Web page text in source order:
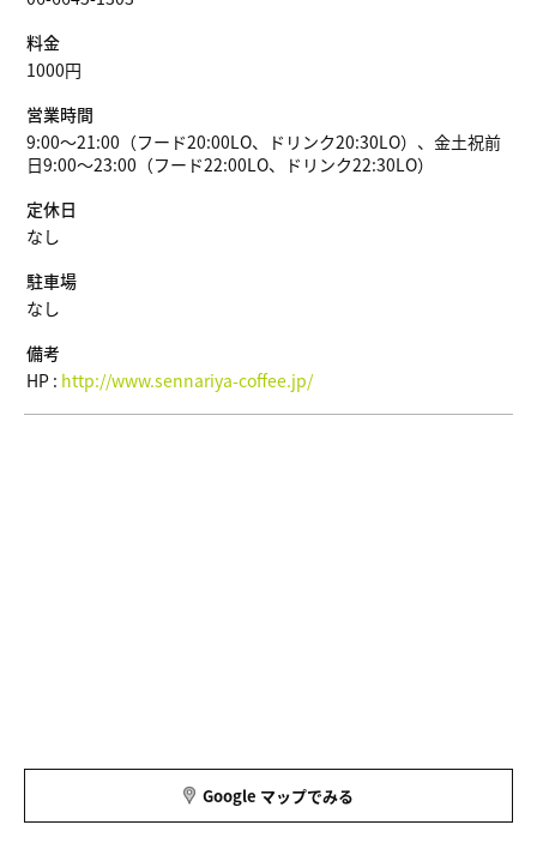
料金
1000円
営業時間
9:00～21:00（フード20:00LO、ドリンク20:30LO）、金土祝前
日9:00～23:00（フード22:00LO、ドリンク22:30LO）
定休日
なし
駐車場
なし
備考
HP : http://www.sennariya-coffee.jp/
Google マップでみる